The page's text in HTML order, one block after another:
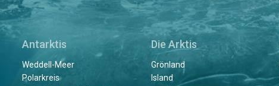
Antarktis
Weddell-Meer
Polarkreis
Die Arktis
Grönland
Island